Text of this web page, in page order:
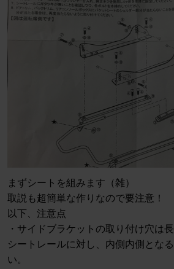
まずシートを組みます（雑）
取説も超簡単な作りなので要注意！
以下、注意点
・サイドブラケットの取り付け穴は
シートレールに対し、内側内側とな
い。